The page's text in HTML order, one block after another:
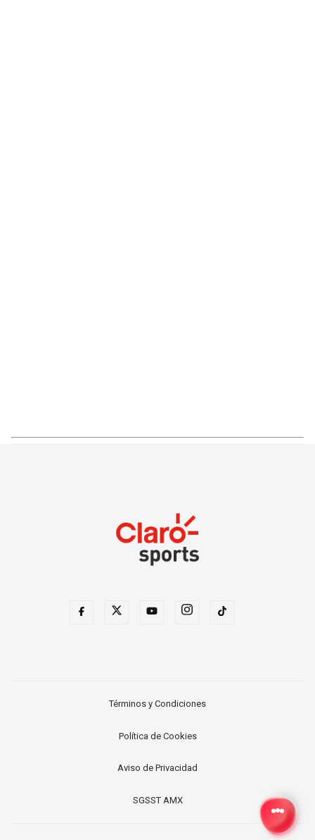
Términos y Condiciones
Política de Cookies
Aviso de Privacidad
SGSST AMX